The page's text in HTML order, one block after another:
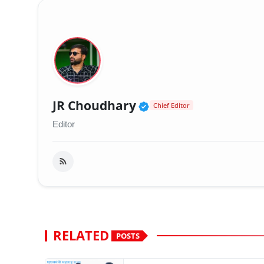
JR Choudhary Verified Public
Chief Editor
Editor
RELATED POSTS